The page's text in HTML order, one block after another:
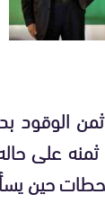
ثمن
على
حين